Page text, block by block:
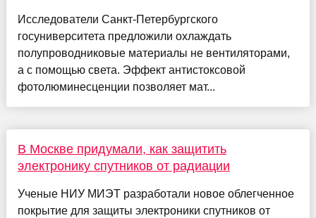
Исследователи Санкт-Петербургского
госуниверситета предложили охлаждать
полупроводниковые материалы не вентиляторами,
а с помощью света. Эффект антистоксовой
фотолюминесценции позволяет мат...
В Москве придумали, как защитить
электронику спутников от радиации
Ученые НИУ МИЭТ разработали новое облегченное
покрытие для защиты электроники спутников от